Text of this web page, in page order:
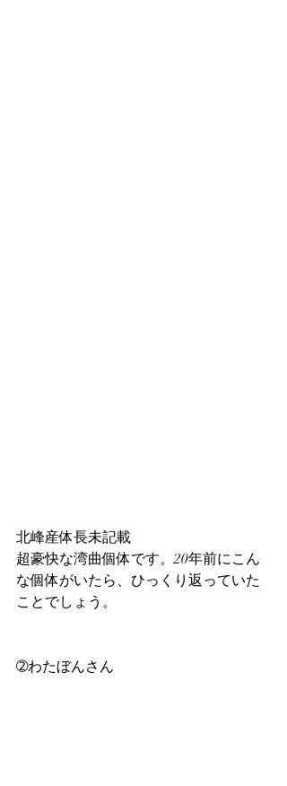
北峰産体長未記載
超豪快な湾曲個体です。20年前にこん
な個体がいたら、ひっくり返っていた
ことでしょう。
➁わたぼんさん